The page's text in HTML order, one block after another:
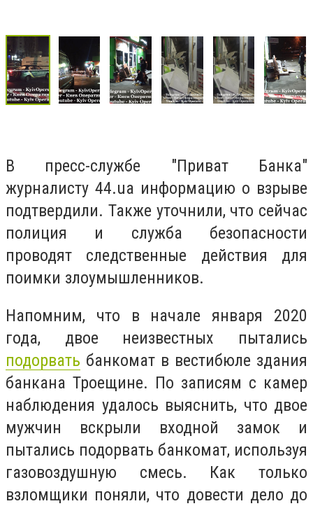
В пресс-службе "Приват Банка"
журналисту 44.ua информацию о взрыве
подтвердили. Также уточнили, что сейчас
полиция и служба безопасности
проводят следственные действия для
поимки злоумышленников.
Напомним, что в начале января 2020
года, двое неизвестных пытались
подорвать банкомат в вестибюле здания
банкана Троещине. По записям с камер
наблюдения удалось выяснить, что двое
мужчин вскрыли входной замок и
пытались подорвать банкомат, используя
газовоздушную смесь. Как только
взломщики поняли, что довести дело до